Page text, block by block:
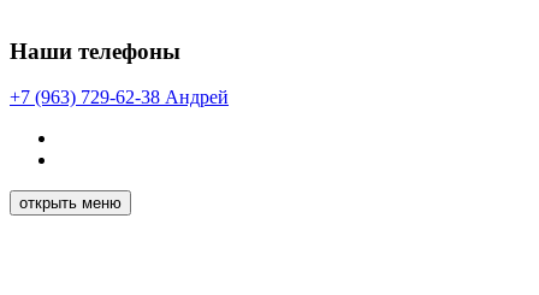
Наши телефоны
+7 (963) 729-62-38 Андрей
открыть меню